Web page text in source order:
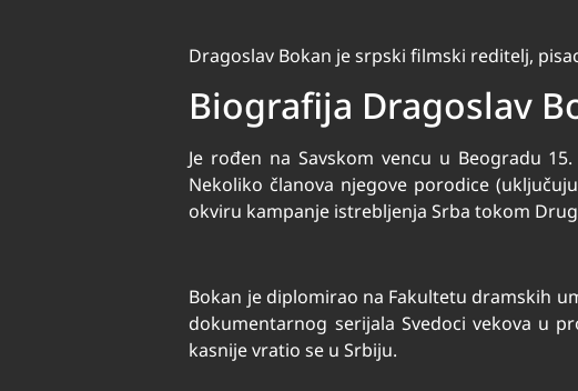
Dragoslav Bokan je srpski filmski reditelj,
Biografija Dragoslav
Je rođen na Savskom vencu u Beogradu
Nekoliko članova njegove porodice
okviru kampanje istrebljenja Srba tokom
Bokan je diplomirao na Fakultetu dramskih
dokumentarnog serijala Svedoci vekova u
kasnije vratio se u Srbiju.